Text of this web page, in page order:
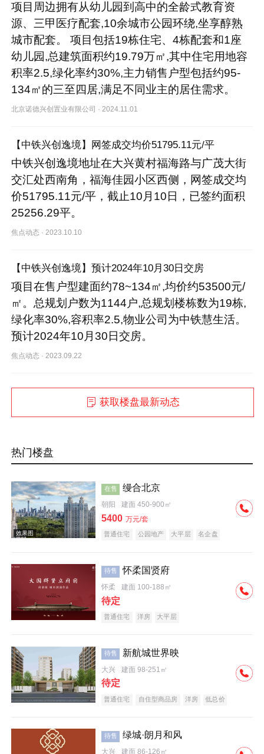
项目周边拥有从幼儿园到高中的全龄式教育资
源、三甲医疗配套,10余城市公园环绕,坐享醇熟
城市配套。 项目包括19栋住宅、4栋配套和1座
幼儿园,总建筑面积约19.79万㎡,其中住宅用地容
积率2.5,绿化率约30%,主力销售户型包括约95-
134㎡的三至四居,满足不同业主的居住需求。
北京诺德兴创置业有限公司 ·2024.11.01
【中铁兴创逸境】网签成交均价51795.11元/平
中铁兴创逸境地址在大兴黄村福海路与广茂大街
交汇处西南角，福海佳园小区西侧，网签成交均
价51795.11元/平，截止10月10日，已签约面积
25256.29平。
焦点动态 ·2023.10.10
【中铁兴创逸境】预计2024年10月30日交房
项目在售户型建面约78~134㎡,均价约53500元/
㎡。总规划户数为1144户,总规划楼栋数为19栋,
绿化率30%,容积率2.5,物业公司为中铁慧生活。
预计2024年10月30日交房。
焦点动态 ·2023.09.22
获取楼盘最新动态
热门楼盘
在售 缦合北京
朝阳 建面 450-900㎡
5400 万元/套
普通住宅 公园地产 大平层 名企盘
待售 怀柔国贤府
怀柔 建面 100-188㎡
待定
普通住宅 洋房 大平层
待售 新航城世界映
大兴 建面 98-251㎡
待定
普通住宅 自住型商品房 洋房
低总价
待售 绿城·朗月和风
大兴 建面 86-126㎡